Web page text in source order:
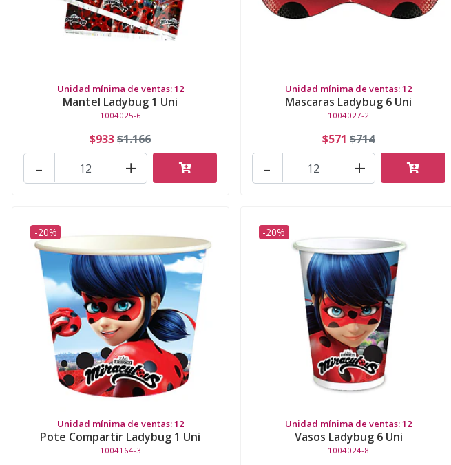
Unidad mínima de ventas: 12
Mantel Ladybug 1 Uni
1004025-6
$933$1.166
+
-
Unidad mínima de ventas: 12
Mascaras Ladybug 6 Uni
1004027-2
$571 $714
+
-
-20%
Unidad mínima de ventas: 12
Pote Compartir Ladybug 1 Uni
1004164-3
-20%
Unidad mínima de ventas: 12
Vasos Ladybug 6 Uni
1004024-8